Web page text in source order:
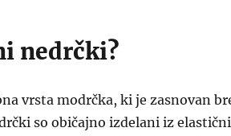
nedrčki?
vrsta modrčka, ki je zasnovan
so običajno izdelani iz